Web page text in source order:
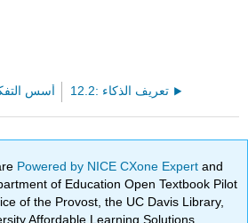
12: أسس 12.2: تعريف الذكاء
Powered by NICE CXone Expertand
of Education Open Textbook Pilot
of the Provost, the UC Davis Library,
Affordable Learning Solutions